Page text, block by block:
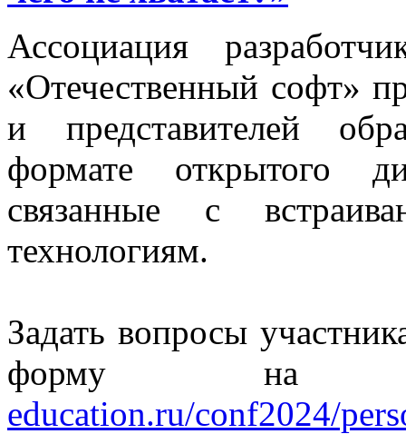
Ассоциация
«Отечественный софт»
и представителей
формате открытого
связанные с
технологиям.
Задать вопросы
форму на
education.ru/conf2024/